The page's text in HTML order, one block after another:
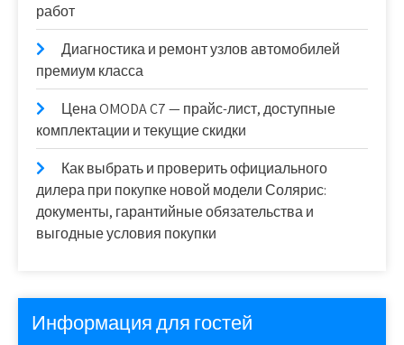
работ
Диагностика и ремонт узлов автомобилей
премиум класса
Цена OMODA C7 — прайс-лист, доступные
комплектации и текущие скидки
Как выбрать и проверить официального
дилера при покупке новой модели Солярис:
документы, гарантийные обязательства и
выгодные условия покупки
Информация для гостей